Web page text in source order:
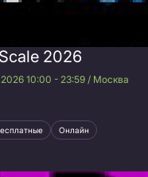
2026
10:00 - 23:59 / Москва
Онлайн